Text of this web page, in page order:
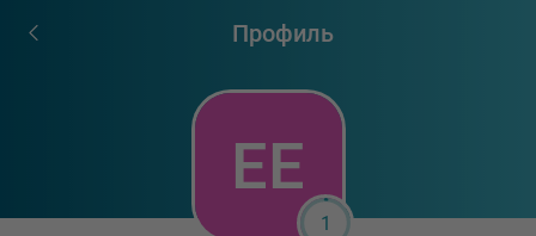
Профиль
1